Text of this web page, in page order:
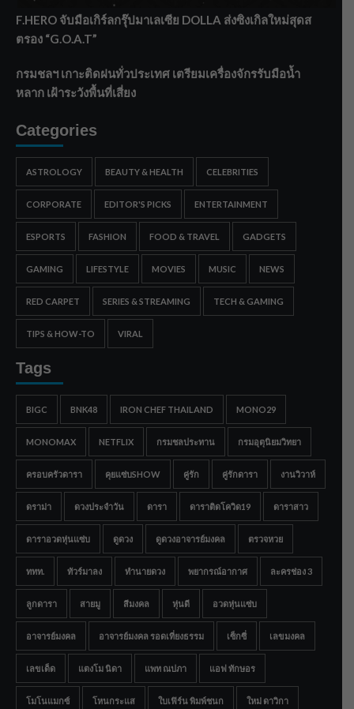
F.HERO จับมือเกิร์ลกรุ๊ปมาเลเซีย DOLLA ส่งซิงเกิลใหม่สุดส
ตรอง “G.O.A.T”
กรมชลฯ เกาะติดฝนทั่วประเทศ เตรียมเครื่องจักรรับมือน้ำ
หลาก เฝ้าระวังพื้นที่เสี่ยง
Categories
ASTROLOGY BEAUTY & HEALTH CELEBRITIES
CORPORATE EDITOR'S PICKS ENTERTAINMENT
ESPORTS FASHION FOOD & TRAVEL GADGETS
GAMING LIFESTYLE MOVIES MUSIC NEWS
RED CARPET SERIES & STREAMING TECH & GAMING
TIPS & HOW-TO VIRAL
Tags
BIGC BNK48 IRON CHEF THAILAND MONO29
MONOMAX NETFLIX กรมชลประทาน กรมอุตุนิยมวิทยา
ครอบครัวดารา คุยแซ่บSHOW คู่รัก คู่รักดารา งานวิวาห์
ดราม่า ดวงประจำวัน ดารา ดาราติดโควิด19 ดาราสาว
ดาราอวดหุ่นแซ่บ ดูดวง ดูดวงอาจารย์มงคล ตรวจหวย
ททท. ทัวร์มาลง ทำนายดวง พยากรณ์อากาศ ละครช่อง 3
ลูกดารา สายมู สีมงคล หุ่นดี อวดหุ่นแซ่บ
อาจารย์มงคล อาจารย์มงคล รอดเที่ยงธรรม เซ็กซี่ เลขมงคล
เลขเด็ด แตงโม นิดา แพท ณปภา แอฟ ทักษอร
โมโนแมกซ์ โหนกระแส ใบเฟิร์น พิมพ์ชนก ใหม่ ดาวิกา